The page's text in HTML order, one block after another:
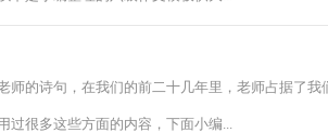
师的诗句，在我们的前二十几年里，老师占据了
过很多这些方面的内容，下面小编...